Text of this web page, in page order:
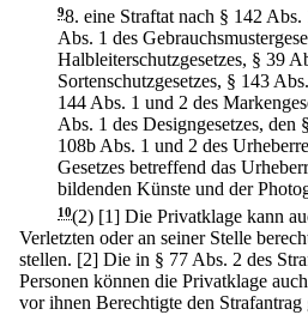
98. eine Straftat nach § 142 Abs.
Abs. 1 des
Halbleiterschutzgesetzes, § 39
Sortenschutzgesetzes, § 143
144 Abs. 1 und 2 des
Abs. 1 des Designgesetzes, den
108b Abs. 1 und 2 des
Gesetzes betreffend das
bildenden Künste und der
10(2) [1] Die Privatklage kann
Verletzten oder an seiner Stelle
stellen. [2] Die in § 77 Abs. 2 des
Personen können die Privatklage
vor ihnen Berechtigte den Strafantrag